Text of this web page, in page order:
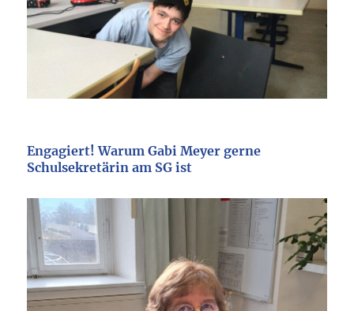
Engagiert! Warum Gabi Meyer gerne
Schulsekretärin am SG ist